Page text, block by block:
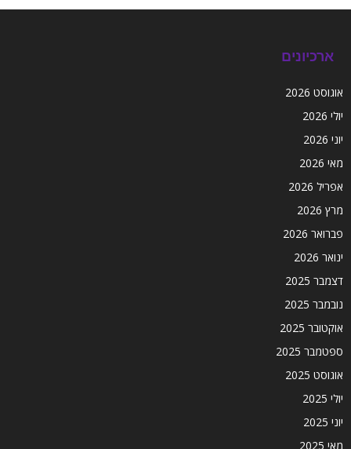
ארכיונים
אוגוסט 2026
יולי 2026
יוני 2026
מאי 2026
אפריל 2026
מרץ 2026
פברואר 2026
ינואר 2026
דצמבר 2025
נובמבר 2025
אוקטובר 2025
ספטמבר 2025
אוגוסט 2025
יולי 2025
יוני 2025
מאי 2025